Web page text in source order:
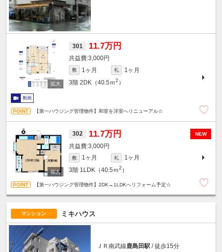
301 11.7万円
3,000円
敷 1ヶ月 礼
1ヶ月
3階 2DK（40.5ｍ2 ）
動画
【第一ハウジング管理物件】和室を洋室へリニューアル☆
NEW
302 11.7万円
3,000円
敷 1ヶ月 礼
1ヶ月
3階 1LDK（40.5ｍ2 ）
【第一ハウジング管理物件】2DK→1LDKへリフォーム予定☆
マンション ミキハウス
ＪＲ南武線鹿島田駅 / 徒歩15分